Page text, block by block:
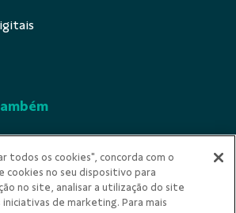
Ilicitude
todos os cookies", concorda com o
cookies no seu dispositivo para
no site, analisar a utilização do site
iniciativas de marketing. Para mais